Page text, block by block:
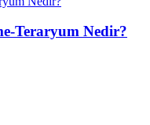
Teraryum Nedir?